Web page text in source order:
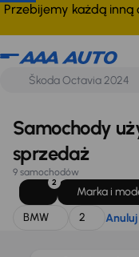
Przebijemy każdą inną
BMW 2 Anuluj
Samochody
sprzedaż
9 samochodów
2
Marka i
BMW
2